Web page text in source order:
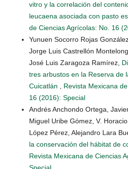
vitro y la correlación del
leucaena asociada con pasto
de Ciencias Agrícolas: No. 16
Yunuen Socorro Rojas
Jorge Luis Castrellón
José Luis Zaragoza Ramírez,
tres arbustos en la Reserva de
Cuicatlán
Revista Mexicana
16 (2016): Special
Andrés Anchondo Ortega,
Miguel Uribe Gómez, V.
López Pérez, Alejandro Lara
la conservación del hábitat de
Revista Mexicana de Ciencias
Special